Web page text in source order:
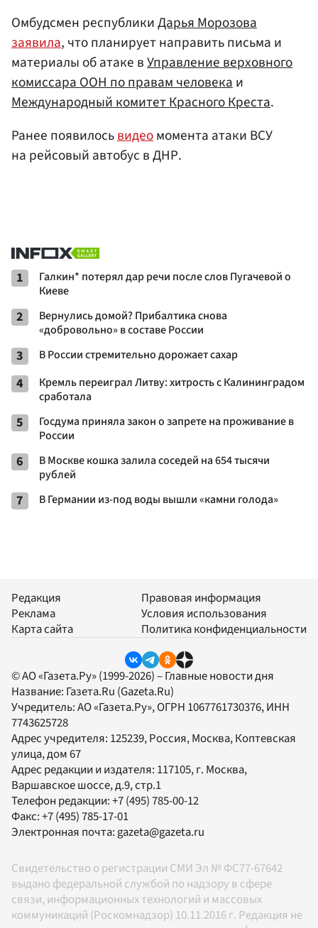
Омбудсмен республикиДарья Морозова
заявила, что планирует направить письма и
материалы об атаке вУправление верховного
комиссара ООН по правам человекаи
Международный комитет Красного Креста.
Ранее появилосьвидеомомента атаки ВСУ
на рейсовый автобус в ДНР.
1
Галкин* потерял дар речи после слов Пугачевой о
Киеве
2
Вернулись домой? Прибалтика снова
«добровольно» в составе России
3 В России стремительно дорожает сахар
4
Кремль переиграл Литву: хитрость с Калининградом
сработала
5
Госдума приняла закон о запрете на проживание в
России
6
В Москве кошка залила соседей на 654 тысячи
рублей
7 В Германии из-под воды вышли «камни голода»
Редакция
Реклама
Карта сайта
Правовая информация
Условия использования
Политика конфиденциальности
© АО «Газета.Ру» (1999-2026) – Главные новости дня
Название: Газета.Ru (Gazeta.Ru)
Учредитель:АО «Газета.Ру», ОГРН 1067761730376, ИНН
7743625728
Адрес учредителя: 125239, Россия, Москва, Коптевская
улица, дом 67
Адрес редакции и издателя: 117105, г. Москва,
Варшавское шоссе, д.9, стр.1
Телефон редакции:+7 (495) 785-00-12
Факс:+7 (495) 785-17-01
Электронная почта:gazeta@gazeta.ru
Свидетельство о регистрации СМИ Эл № ФС77-67642
выдано федеральной службой по надзору в сфере
связи, информационных технологий и массовых
коммуникаций (Роскомнадзор) 10.11.2016 г. Редакция не